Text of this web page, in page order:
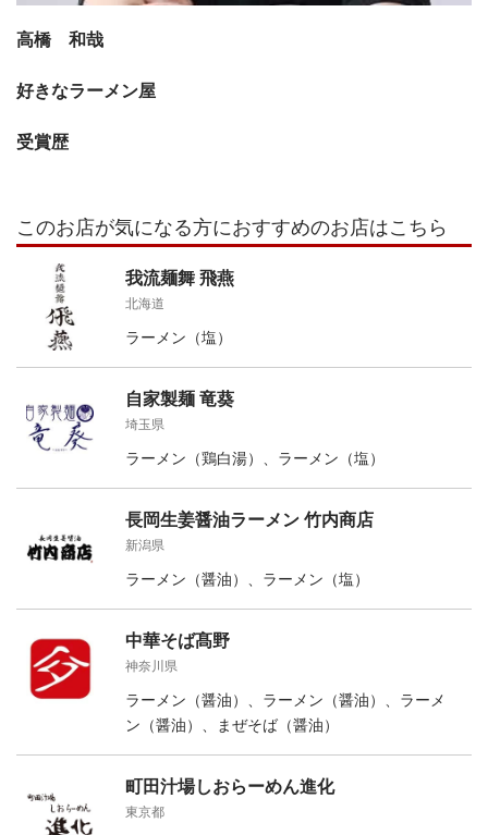
高橋 和哉
好きなラーメン屋
受賞歴
このお店が気になる方におすすめのお店はこちら
我流麺舞 飛燕
北海道
ラーメン（塩）
自家製麺 竜葵
埼玉県
ラーメン（鶏白湯）、ラーメン（塩）
長岡生姜醤油ラーメン 竹内商店
新潟県
ラーメン（醤油）、ラーメン（塩）
中華そば髙野
神奈川県
ラーメン（醤油）、ラーメン（醤油）、ラーメ
ン（醤油）、まぜそば（醤油）
町田汁場しおらーめん進化
東京都